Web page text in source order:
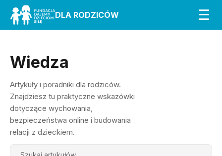
DLA RODZICÓW ☰
Wiedza
Artykuły i poradniki dla rodziców.
Znajdziesz tu praktyczne wskazówki
dotyczące wychowania,
bezpieczeństwa online i budowania
relacji z dzieckiem.
Search